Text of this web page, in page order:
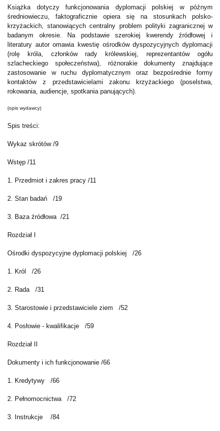
Książka dotyczy funkcjonowania dyplomacji polskiej w późnym
średniowieczu, faktograficznie opiera się na stosunkach polsko-
krzyżackich, stanowiących centralny problem polityki zagranicznej w
badanym okresie. Na podstawie szerokiej kwerendy źródłowej i
literatury autor omawia kwestię ośrodków dyspozycyjnych dyplomacji
(rolę króla, członków rady królewskiej, reprezentantów ogółu
szlacheckiego społeczeństwa), różnorakie dokumenty znajdujące
zastosowanie w ruchu dyplomatycznym oraz bezpośrednie formy
kontaktów z przedstawicielami zakonu krzyżackiego (poselstwa,
rokowania, audiencje, spotkania panujących).
(opis wydawcy)
Spis treści:
Wykaz skrótów /9
Wstęp /11
1. Przedmiot i zakres pracy /11
2. Stan badań /19
3. Baza źródłowa /21
Rozdział I
Ośrodki dyspozycyjne dyplomacji polskiej /26
1. Król /26
2. Rada /31
3. Starostowie i przedstawiciele ziem /52
4. Posłowie - kwalifikacje /59
Rozdział II
Dokumenty i ich funkcjonowanie /66
1. Kredytywy /66
2. Pełnomocnictwa /72
3. Instrukcje /84